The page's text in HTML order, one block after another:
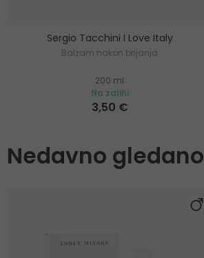
Sergio Tacchini I Love Italy
Balzam nakon brijanja
200 ml
Na zalihi
3,50 €
Nedavno gledano